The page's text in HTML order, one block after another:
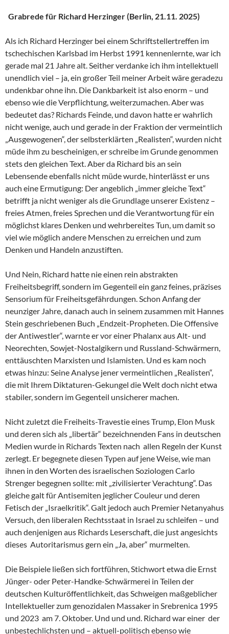
Grabrede für Richard Herzinger (Berlin, 21.11. 2025)
Als ich Richard Herzinger bei einem Schriftstellertreffen im
tschechischen Karlsbad im Herbst 1991 kennenlernte, war ich
gerade mal 21 Jahre alt. Seither verdanke ich ihm intellektuell
unendlich viel – ja, ein großer Teil meiner Arbeit wäre geradezu
undenkbar ohne ihn. Die Dankbarkeit ist also enorm – und
ebenso wie die Verpflichtung, weiterzumachen. Aber was
bedeutet das? Richards Feinde, und davon hatte er wahrlich
nicht wenige, auch und gerade in der Fraktion der vermeintlich
„Ausgewogenen“, der selbsterklärten „Realisten“, wurden nicht
müde ihm zu bescheinigen, er schreibe im Grunde genommen
stets den gleichen Text. Aber da Richard bis an sein
Lebensende ebenfalls nicht müde wurde, hinterlässt er uns
auch eine Ermutigung: Der angeblich „immer gleiche Text“
betrifft ja nicht weniger als die Grundlage unserer Existenz –
freies Atmen, freies Sprechen und die Verantwortung für ein
möglichst klares Denken und wehrbereites Tun, um damit so
viel wie möglich andere Menschen zu erreichen und zum
Denken und Handeln anzustiften.
Und Nein, Richard hatte nie einen rein abstrakten
Freiheitsbegriff, sondern im Gegenteil ein ganz feines, präzises
Sensorium für Freiheitsgefährdungen. Schon Anfang der
neunziger Jahre, danach auch in seinem zusammen mit Hannes
Stein geschriebenen Buch „Endzeit-Propheten. Die Offensive
der Antiwestler“, warnte er vor einer Phalanx aus Alt- und
Neorechten, Sowjet-Nostalgikern und Russland-Schwärmern,
enttäuschten Marxisten und Islamisten. Und es kam noch
etwas hinzu: Seine Analyse jener vermeintlichen „Realisten“,
die mit Ihrem Diktaturen-Gekungel die Welt doch nicht etwa
stabiler, sondern im Gegenteil unsicherer machen.
Nicht zuletzt die Freiheits-Travestie eines Trump, Elon Musk
und deren sich als „libertär“ bezeichnenden Fans in deutschen
Medien wurde in Richards Texten nach allen Regeln der Kunst
zerlegt. Er begegnete diesen Typen auf jene Weise, wie man
ihnen in den Worten des israelischen Soziologen Carlo
Strenger begegnen sollte: mit „zivilisierter Verachtung“. Das
gleiche galt für Antisemiten jeglicher Couleur und deren
Fetisch der „Israelkritik“. Galt jedoch auch Premier Netanyahus
Versuch, den liberalen Rechtsstaat in Israel zu schleifen – und
auch denjenigen aus Richards Leserschaft, die just angesichts
dieses Autoritarismus gern ein „Ja, aber“ murmelten.
Die Beispiele ließen sich fortführen, Stichwort etwa die Ernst
Jünger- oder Peter-Handke-Schwärmerei in Teilen der
deutschen Kulturöffentlichkeit, das Schweigen maßgeblicher
Intellektueller zum genozidalen Massaker in Srebrenica 1995
und 2023 am 7. Oktober. Und und und. Richard war einer der
unbestechlichsten und – aktuell-politisch ebenso wie